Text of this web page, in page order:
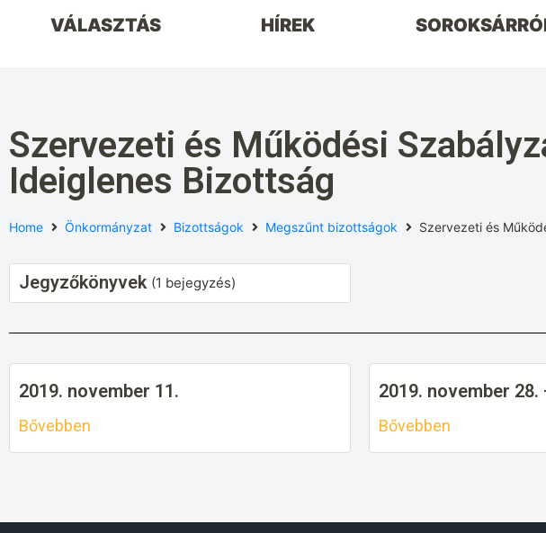
VÁLASZTÁS HÍREK
Szervezeti és Működési
Ideiglenes Bizottság
Home Önkormányzat Bizottságok Megszűnt bizottságok Szervezeti és
Jegyzőkönyvek (1 bejegyzés)
2019. november 11.
Bővebben
2019. november 28.
Bővebben